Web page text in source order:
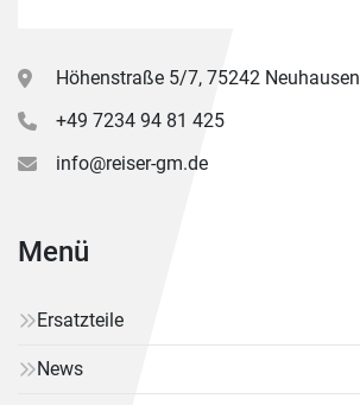
Höhenstraße 5/7, 75242 Neuhausen
+49 7234 94 81 425
info@reiser-gm.de
Menü
Ersatzteile
News